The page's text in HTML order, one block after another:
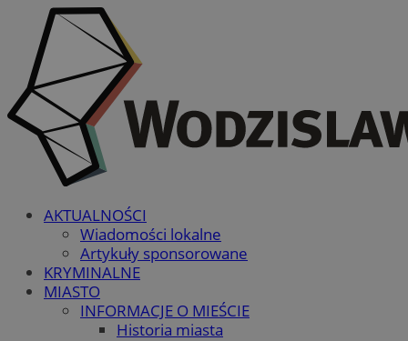
AKTUALNOŚCI
Wiadomości lokalne
Artykuły sponsorowane
KRYMINALNE
MIASTO
INFORMACJE O MIEŚCIE
Historia miasta